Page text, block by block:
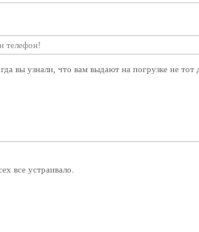
телефон!
вы узнали, что вам выдают на погрузке не тот
все устраивало.